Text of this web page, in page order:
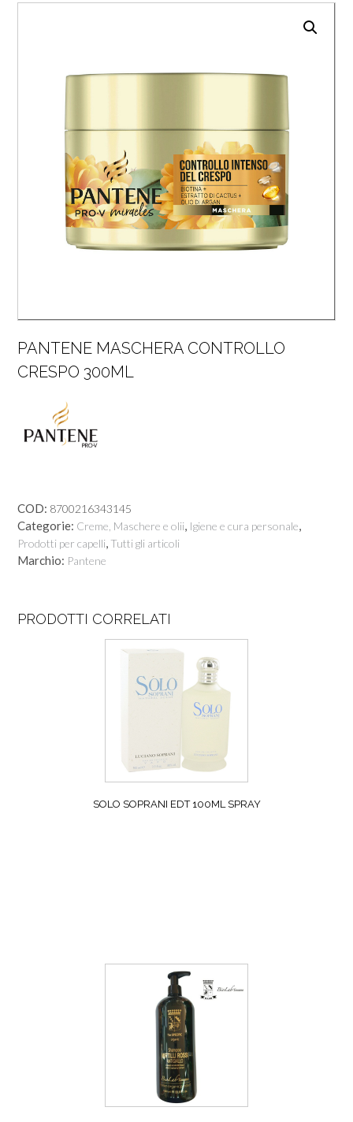
PANTENE MASCHERA CONTROLLO
CRESPO 300ML
COD: 8700216343145
Categorie: Creme, Maschere e olii, Igiene e cura personale,
Prodotti per capelli,Tutti gli articoli
Marchio: Pantene
PRODOTTI CORRELATI
SOLO SOPRANI EDT 100ML SPRAY